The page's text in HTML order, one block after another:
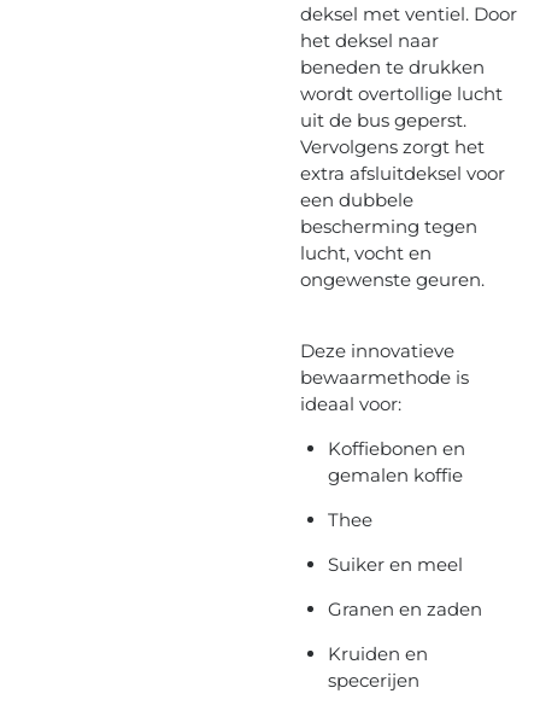
deksel met ventiel. Door
het deksel naar
beneden te drukken
wordt overtollige lucht
uit de bus geperst.
Vervolgens zorgt het
extra afsluitdeksel voor
een dubbele
bescherming tegen
lucht, vocht en
ongewenste geuren.
Deze innovatieve
bewaarmethode is
ideaal voor:
Koffiebonen en
gemalen koffie
Thee
Suiker en meel
Granen en zaden
Kruiden en
specerijen